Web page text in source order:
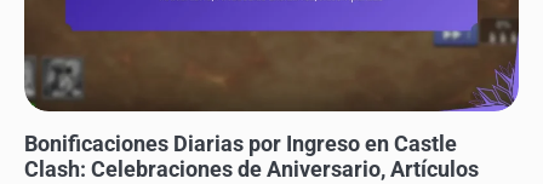
Bonificaciones Diarias por Ingreso en Castle
Clash: Celebraciones de Aniversario, Artículos